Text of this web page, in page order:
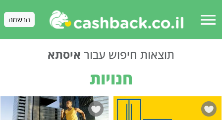
menu הרשמה
תוצאות חיפוש עבור איסתא
חנויות